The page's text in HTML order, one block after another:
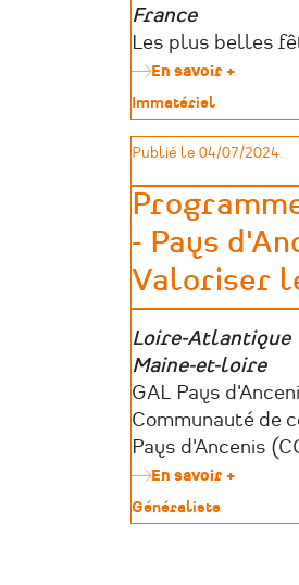
France
Porteurs
d’aides
Les plus belles
En savoir +
fêtes
de
et
d'un
Type
de
patrimoine
Immatériel
Publié le 04/07/2024.
- Pays
Valoriser
Zone
géographique
Loire-Atlantique
Maine-et-loire
Porteurs
d’aides
GAL Pays
Communauté de
Pays d'Ancenis
En savoir +
Type
de
Généraliste